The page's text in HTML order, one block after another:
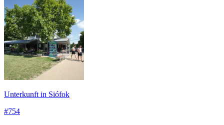
Unterkunft in Siófok
#754